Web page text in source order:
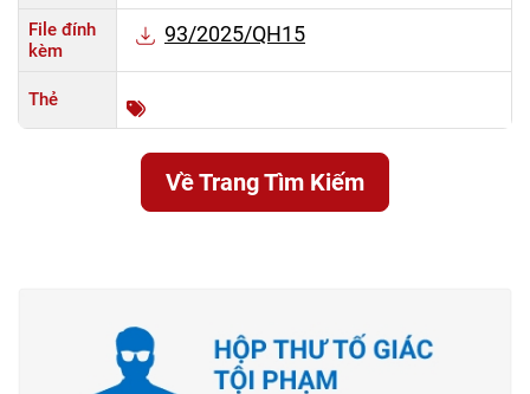
File đính
kèm
93/2025/QH15
Thẻ
Về Trang Tìm Kiếm